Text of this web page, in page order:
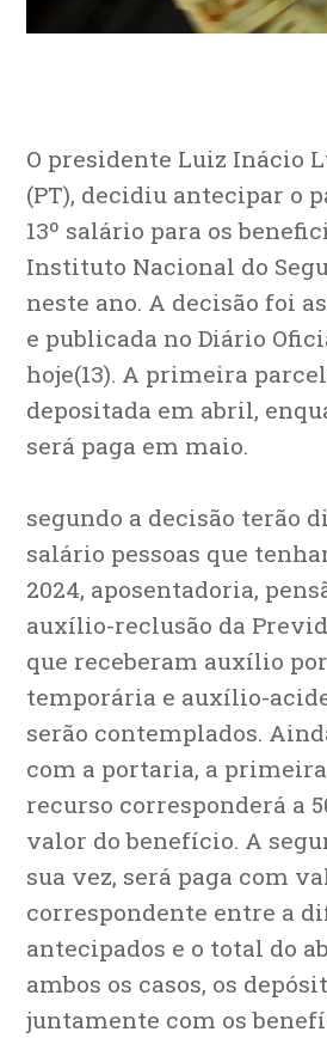
O presidente Luiz Inácio
(PT), decidiu antecipar o
13º salário para os
Instituto Nacional do
neste ano. A decisão foi
e publicada no Diário
hoje(13). A primeira
depositada em abril,
será paga em maio.
segundo a decisão terão
salário pessoas que
2024, aposentadoria,
auxílio-reclusão da
que receberam auxílio
temporária e auxílio-
serão contemplados.
com a portaria, a
recurso corresponderá a
valor do benefício. A
sua vez, será paga com
correspondente entre a
antecipados e o total do
ambos os casos, os
juntamente com os